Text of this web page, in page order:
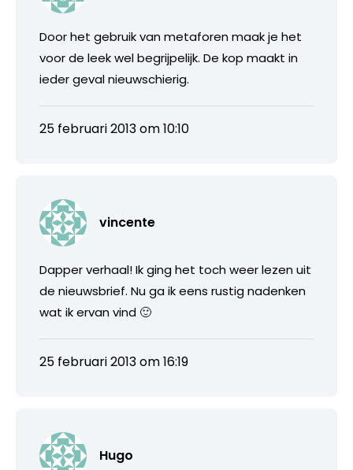
Door het gebruik van metaforen maak je het
voor de leek wel begrijpelijk. De kop maakt in
ieder geval nieuwschierig.
25 februari 2013 om 10:10
vincente
Dapper verhaal! Ik ging het toch weer lezen uit
de nieuwsbrief. Nu ga ik eens rustig nadenken
wat ik ervan vind 🙂
25 februari 2013 om 16:19
Hugo